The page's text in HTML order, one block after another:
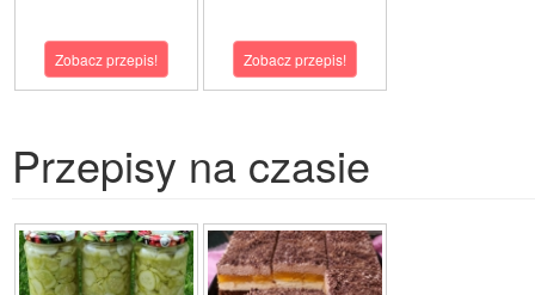
Zobacz przepis! Zobacz przepis!
Przepisy na czasie